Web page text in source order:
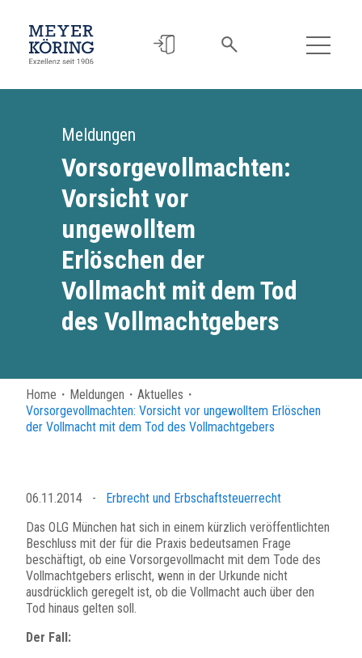
Meldungen
Vorsorgevollmachten:
Vorsicht vor
ungewolltem
Erlöschen der
Vollmacht mit dem Tod
des Vollmachtgebers
Home ・ Meldungen ・ Aktuelles ・
Vorsorgevollmachten: Vorsicht vor ungewolltem Erlöschen
der Vollmacht mit dem Tod des Vollmachtgebers
06.11.2014 -
Erbrecht und Erbschaftsteuerrecht
Das OLG München hat sich in einem kürzlich veröffentlichten
Beschluss mit der für die Praxis bedeutsamen Frage
beschäftigt, ob eine Vorsorgevollmacht mit dem Tode des
Vollmachtgebers erlischt, wenn in der Urkunde nicht
ausdrücklich geregelt ist, ob die Vollmacht auch über den
Tod hinaus gelten soll.
Der Fall: